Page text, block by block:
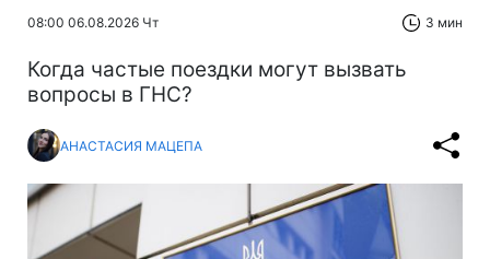
08:00 06.08.2026 Чт 3 мин
Когда частые поездки могут вызвать
вопросы в ГНС?
АНАСТАСИЯ МАЦЕПА